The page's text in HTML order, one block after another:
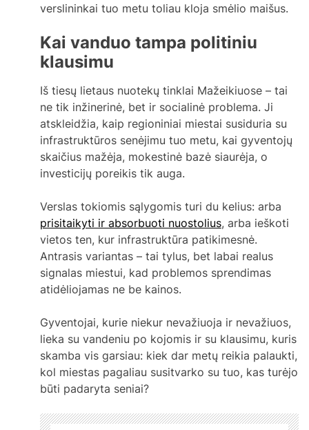
verslininkai tuo metu toliau kloja smėlio maišus.
Kai vanduo tampa politiniu
klausimu
Iš tiesų lietaus nuotekų tinklai Mažeikiuose – tai
ne tik inžinerinė, bet ir socialinė problema. Ji
atskleidžia, kaip regioniniai miestai susiduria su
infrastruktūros senėjimu tuo metu, kai gyventojų
skaičius mažėja, mokestinė bazė siaurėja, o
investicijų poreikis tik auga.
Verslas tokiomis sąlygomis turi du kelius: arba
prisitaikyti ir absorbuoti nuostolius, arba ieškoti
vietos ten, kur infrastruktūra patikimesnė.
Antrasis variantas – tai tylus, bet labai realus
signalas miestui, kad problemos sprendimas
atidėliojamas ne be kainos.
Gyventojai, kurie niekur nevažiuoja ir nevažiuos,
lieka su vandeniu po kojomis ir su klausimu, kuris
skamba vis garsiau: kiek dar metų reikia palaukti,
kol miestas pagaliau susitvarko su tuo, kas turėjo
būti padaryta seniai?